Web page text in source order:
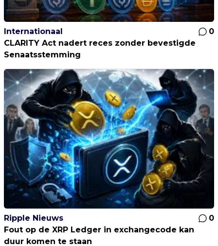
Internationaal
0
CLARITY Act nadert reces zonder bevestigde
Senaatsstemming
Ripple Nieuws
0
Fout op de XRP Ledger in exchangecode kan
duur komen te staan